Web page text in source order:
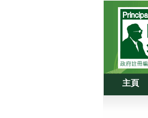
主頁